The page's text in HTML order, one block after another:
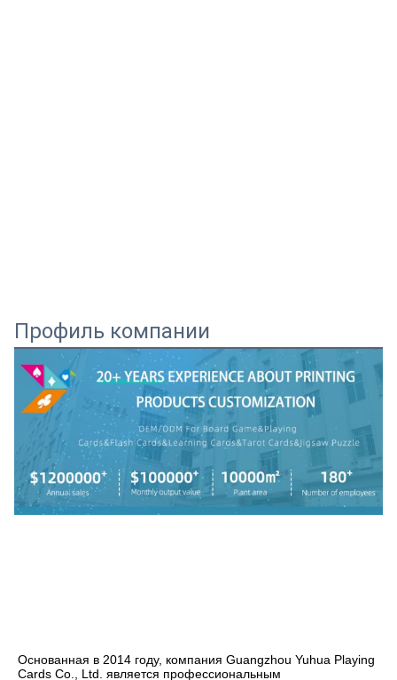
Профиль компании
Основанная в 2014 году, компания Guangzhou Yuhua Playing
Cards Co., Ltd. является профессиональным